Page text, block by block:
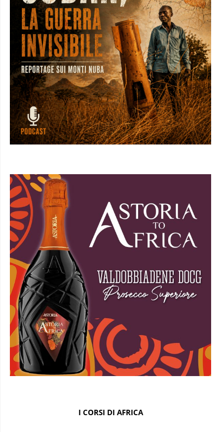
I CORSI DI AFRICA